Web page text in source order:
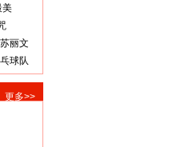
美
丽文
球队
更多>>